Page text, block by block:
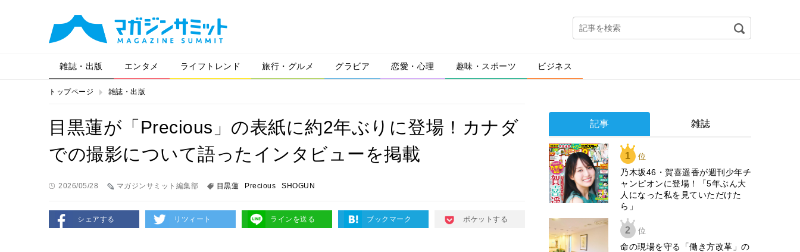
雑誌・出版 エンタメ ライフトレンド 旅行・グルメ グラビア 恋愛・心理 趣味・スポーツ ビジネス
トップページ 雑誌・出版
目黒蓮が「Precious」の表紙に約2年ぶりに登場！カナダ
での撮影について語ったインタビューを掲載
2026/05/28 マガジンサミット編集部 目黒蓮 Precious SHOGUN
シェアする リツィート ラインを送る ブックマーク ポケットする
記事 雑誌
1 位
乃木坂46・賀喜遥香が週刊少年チ
ャンピオンに登場！「5年ぶん大
人になった私を見ていただけた
ら」
2 位
​命の現場を守る「働き方改革」の